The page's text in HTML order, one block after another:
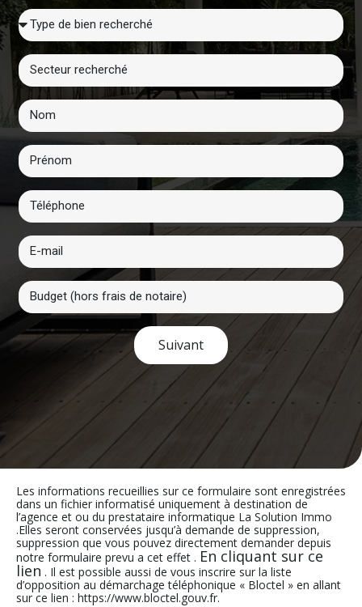
Suivant
Les informations recueillies sur ce formulaire sont enregistrées
dans un fichier informatisé uniquement à destination de
l’agence et ou du prestataire informatique La Solution Immo
.Elles seront conservées jusqu’à demande de suppression,
suppression que vous pouvez directement demander depuis
notre formulaire prevu a cet effet . En cliquant sur ce
lien . Il est possible aussi de vous inscrire sur la liste
d’opposition au démarchage téléphonique « Bloctel » en allant
sur ce lien : https://www.bloctel.gouv.fr.